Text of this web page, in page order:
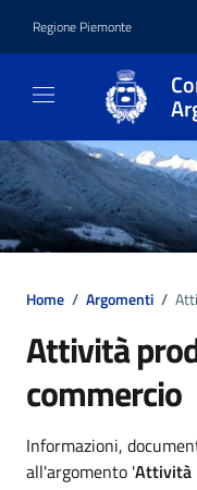
Regione Piemonte
Home / Argomenti /
Attività
commercio
Dettagli
Informazioni,
all'argomento 'Attività